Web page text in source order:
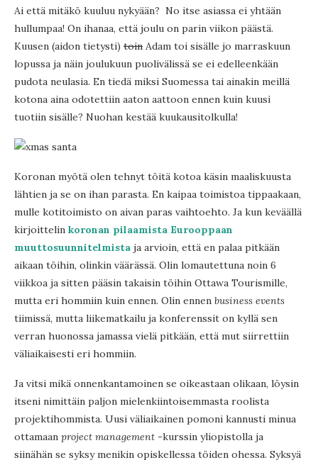
Ai että mitäkö kuuluu nykyään? No itse asiassa ei yhtään
hullumpaa! On ihanaa, että joulu on parin viikon päästä.
Kuusen (aidon tietysti) toin Adam toi sisälle jo marraskuun
lopussa ja näin joulukuun puolivälissä se ei edelleenkään
pudota neulasia. En tiedä miksi Suomessa tai ainakin meillä
kotona aina odotettiin aaton aattoon ennen kuin kuusi
tuotiin sisälle? Nuohan kestää kuukausitolkulla!
Koronan myötä olen tehnyt töitä kotoa käsin maaliskuusta
lähtien ja se on ihan parasta. En kaipaa toimistoa tippaakaan,
mulle kotitoimisto on aivan paras vaihtoehto. Ja kun keväällä
kirjoittelin koronan pilaamista Eurooppaan
muuttosuunnitelmista ja arvioin, että en palaa pitkään
aikaan töihin, olinkin väärässä. Olin lomautettuna noin 6
viikkoa ja sitten pääsin takaisin töihin Ottawa Tourismille,
mutta eri hommiin kuin ennen. Olin ennen business events
tiimissä, mutta liikematkailu ja konferenssit on kyllä sen
verran huonossa jamassa vielä pitkään, että mut siirrettiin
väliaikaisesti eri hommiin.
Ja vitsi mikä onnenkantamoinen se oikeastaan olikaan, löysin
itseni nimittäin paljon mielenkiintoisemmasta roolista
projektihommista. Uusi väliaikainen pomoni kannusti minua
ottamaan project management -kurssin yliopistolla ja
siinähän se syksy menikin opiskellessa töiden ohessa. Syksyä